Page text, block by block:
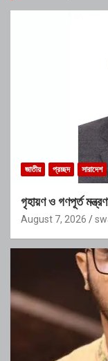
জাতীয় প্রচ্ছদ সারাদেশ
গৃহায়ণ ও গণপূর্ত
August 7, 2026